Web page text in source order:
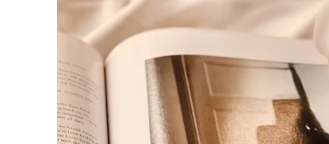
LUNA™ 4 Plus
Massage, LED heating
LUNA™ 4 Men
For men, anti-aging massage
BEAR™ 2 go
Microcurrent toning on-the-go
BEAR™ 2 eyes & lips
Microcurrent line smoothing device
補水保濕
UFO™ 3 套裝
Deep facial hydration
UFO™ 3 LED
Near-infrared and red light therapy device
口腔護理
issa™ 4
Hybrid silicone sonic toothbrush
issa™ 4 plus
Smart hybrid silicone sonic toothbrush
FAQ™ 抗老護理
NEW